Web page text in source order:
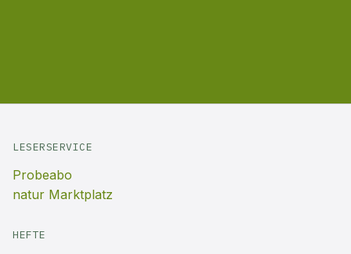
LESERSERVICE
Probeabo
natur Marktplatz
HEFTE